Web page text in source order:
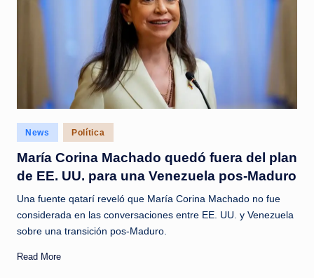
Posted
in
News Política
María Corina Machado quedó fuera del plan
de EE. UU. para una Venezuela pos-Maduro
Una fuente qatarí reveló que María Corina Machado no fue
considerada en las conversaciones entre EE. UU. y Venezuela
sobre una transición pos-Maduro.
Read More